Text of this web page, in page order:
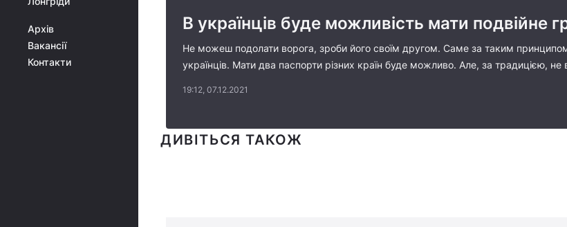
Архів
Вакансії
Контакти
В українців буде можливість мати подвійне
Не можеш подолати ворога, зроби його своїм другом. Саме за таким принципом
українців. Мати два паспорти різних країн буде можливо. Але, за традицією, не
19:12, 07.12.2021
ДИВІТЬСЯ ТАКОЖ